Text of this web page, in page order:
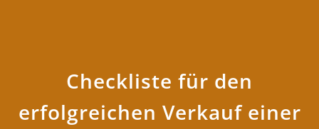
Checkliste für den
erfolgreichen Verkauf einer